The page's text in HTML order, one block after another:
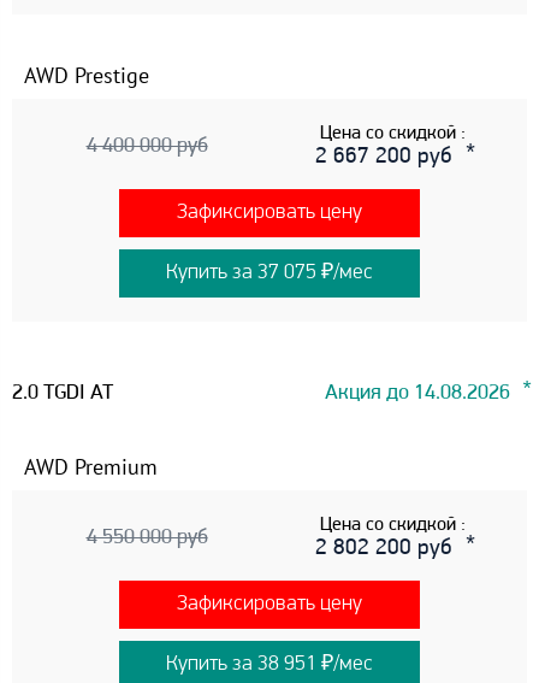
AWD Prestige
4 400 000 руб
Цена со скидкой :
2 667 200 руб
Зафиксировать цену
Купить за 37 075 ₽/мес
2.0 TGDI AT Акция до 14.08.2026
AWD Premium
4 550 000 руб
Цена со скидкой :
2 802 200 руб
Зафиксировать цену
Купить за 38 951 ₽/мес